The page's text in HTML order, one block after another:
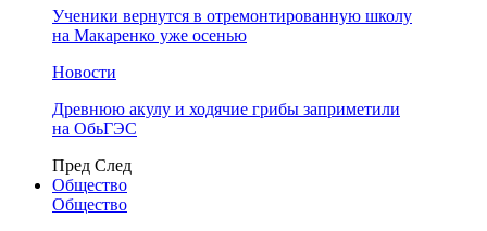
Ученики вернутся в отремонтированную школу
на Макаренко уже осенью
Новости
Древнюю акулу и ходячие грибы заприметили
на ОбьГЭС
Пред След
Общество
Общество